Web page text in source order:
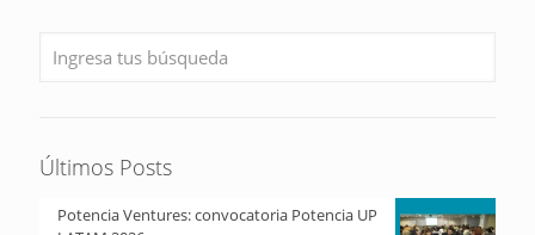
Últimos Posts
Potencia Ventures: convocatoria Potencia UP